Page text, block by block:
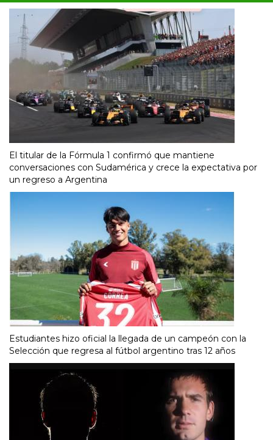
El titular de la Fórmula 1 confirmó que mantiene
conversaciones con Sudamérica y crece la expectativa por
un regreso a Argentina
Estudiantes hizo oficial la llegada de un campeón con la
Selección que regresa al fútbol argentino tras 12 años